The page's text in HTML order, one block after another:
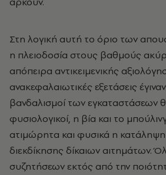
Στη λογική αυτή το όριο των
η πλειοδοσία στους βαθμούς
απόπειρα αντικειμενικής
ανακεφαλαιωτικές εξετάσεις
βανδαλισμοί των εγκαταστάσεων
φυσιολογικοί, η βία και το
ατιμώρητα και φυσικά η
διεκδίκησης δίκαιων αιτημάτων.
συζητήσεων εκτός από την